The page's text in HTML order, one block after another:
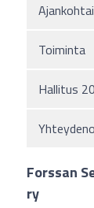
Toiminta
Hallitus
Forssan
ry